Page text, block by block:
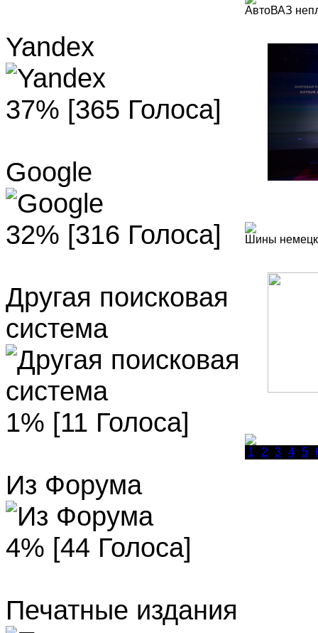
Yandex
37% [365 Голоса]
Google
32% [316 Голоса]
Другая поисковая
система
1% [11 Голоса]
Из Форума
4% [44 Голоса]
Печатные издания
АвтоВАЗ
Шины
1 2 3 4 5